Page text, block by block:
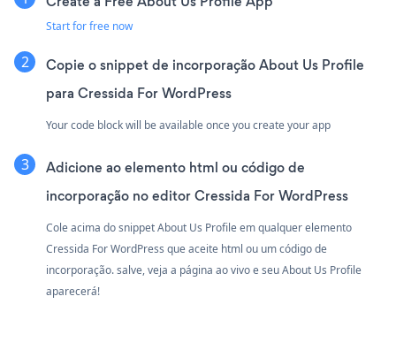
Start for free now
Copie o snippet de incorporação About Us Profile
para Cressida For WordPress
Your code block will be available once you create your app
Adicione ao elemento html ou código de
incorporação no editor Cressida For WordPress
Cole acima do snippet About Us Profile em qualquer elemento
Cressida For WordPress que aceite html ou um código de
incorporação. salve, veja a página ao vivo e seu About Us Profile
aparecerá!